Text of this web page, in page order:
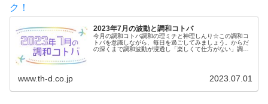
ク！
2023年7月の波動と調和コトバ
今月の調和コトバ調和の理ミチと神理しんり☆この調和コ
トバを意識しながら、毎日を過ごしてみましょう。からだ
の深くまで調和波動が浸透し「楽しくて仕方がない」調和
www.th-d.co.jp 2023.07.01